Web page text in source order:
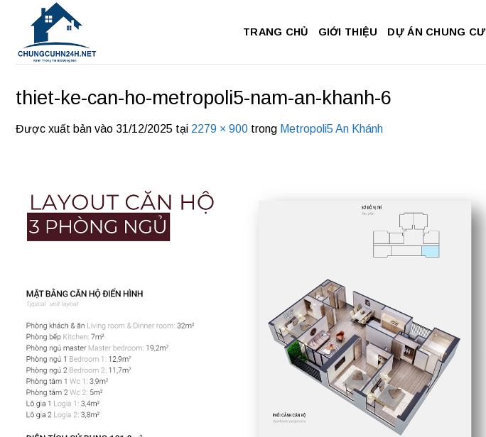
dung
TRANG CHỦ GIỚI THIỆU DỰ ÁN CHUNG CƯ
thiet-ke-can-ho-metropoli5-nam-an-khanh-6
Được xuất bản vào 31/12/2025 tại 2279 × 900 trong Metropoli5 An Khánh